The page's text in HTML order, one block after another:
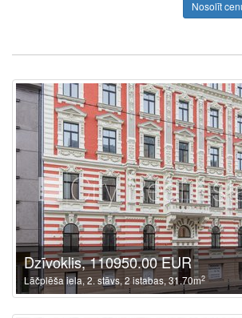
Nosolīt
Dzīvoklis, 110950.00 EUR
Lāčplēša iela, 2. stāvs, 2 istabas, 31.70m2